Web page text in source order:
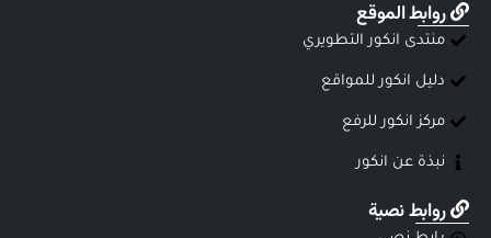
روابط الموقع
منتدى انكور التطويري
دليل انكور للمواقع
مركز انكور للرفع
نبذة عن انكور
روابط نصية